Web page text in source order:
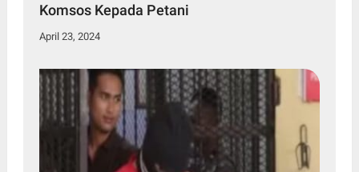
Komsos Kepada Petani
April 23, 2024